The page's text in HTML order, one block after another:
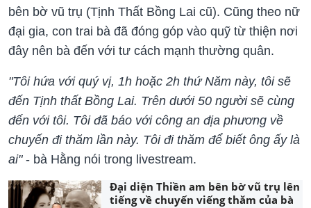
bên bờ vũ trụ (Tịnh Thất Bồng Lai cũ). Cũng theo nữ
đại gia, con trai bà đã đóng góp vào quỹ từ thiện nơi
đây nên bà đến với tư cách mạnh thường quân.
"Tôi hứa với quý vị, 1h hoặc 2h thứ Năm này, tôi sẽ
đến Tịnh thất Bồng Lai. Trên dưới 50 người sẽ cùng
đến với tôi. Tôi đã báo với công an địa phương về
chuyến đi thăm lần này. Tôi đi thăm để biết ông ấy là
ai"- bà Hằng nói trong livestream.
Đại diện Thiền am bên bờ vũ trụ lên
tiếng về chuyến viếng thăm của bà